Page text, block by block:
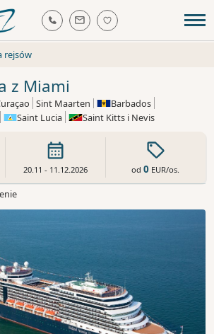
rejsów
z Miami
Sint Maarten
Barbados
Saint Lucia Saint Kitts i Nevis
20.11 - 11.12.2026 od0 EUR/os.